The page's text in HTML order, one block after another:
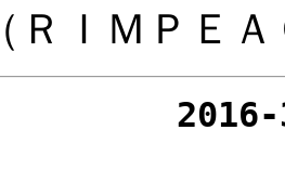
（ＲＩＭＰＥ